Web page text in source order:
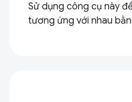
Sử dụng công cụ này
tương ứng với nhau